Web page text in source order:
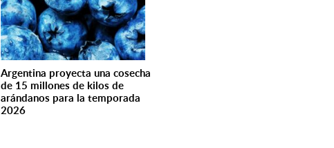
Argentina proyecta una cosecha
de 15 millones de kilos de
arándanos para la temporada
2026